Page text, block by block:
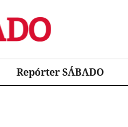
Repórter SÁBADO